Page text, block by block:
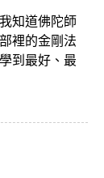
知道佛陀師
裡的金剛法
到最好、最